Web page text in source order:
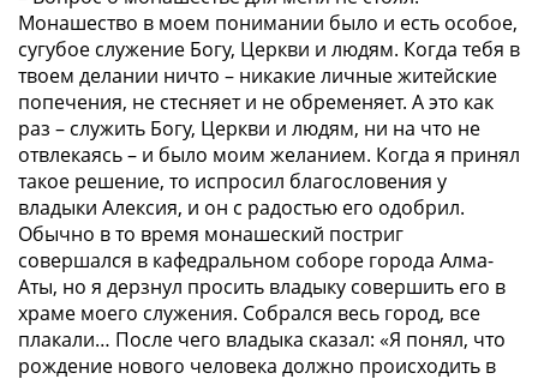
Монашество в моем понимании было и есть особое,
сугубое служение Богу, Церкви и людям. Когда тебя в
твоем делании ничто – никакие личные житейские
попечения, не стесняет и не обременяет. А это как
раз – служить Богу, Церкви и людям, ни на что не
отвлекаясь – и было моим желанием. Когда я принял
такое решение, то испросил благословения у
владыки Алексия, и он с радостью его одобрил.
Обычно в то время монашеский постриг
совершался в кафедральном соборе города Алма-
Аты, но я дерзнул просить владыку совершить его в
храме моего служения. Собрался весь город, все
плакали… После чего владыка сказал: «Я понял, что
рождение нового человека должно происходить в